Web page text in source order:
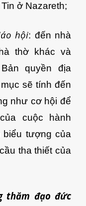
ở Nazareth;
hội: đến nhà
thờ khác và
quyền địa
sẽ tính đến
như cơ hội để
cuộc hành
tượng của
tha thiết của
thăm đạo đức